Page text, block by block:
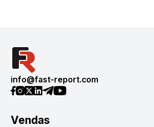
info@fast-report.com
Vendas